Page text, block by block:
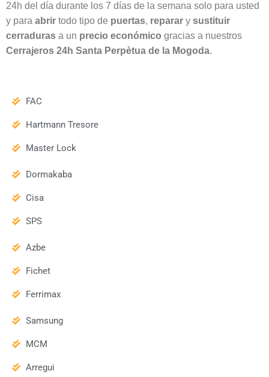
24h del día durante los 7 días de la semana solo para usted
y para abrir todo tipo de puertas, reparar y sustituir
cerraduras a un precio económico gracias a nuestros
Cerrajeros 24h Santa Perpètua de la Mogoda.
FAC
Hartmann Tresore
Master Lock
Dormakaba
Cisa
SPS
Azbe
Fichet
Ferrimax
Samsung
MCM
Arregui